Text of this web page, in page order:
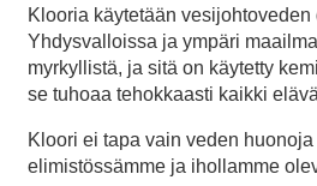
Klooria käytetään
Yhdysvalloissa ja ympäri
myrkyllistä, ja sitä on käytetty
se tuhoaa tehokkaasti kaikki
Kloori ei tapa vain veden
elimistössämme ja ihollamme